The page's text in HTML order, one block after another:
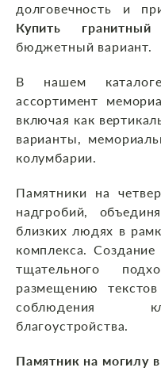
долговечность и
Купить гранитный
бюджетный вариант.
В нашем
ассортимент
включая как
варианты,
колумбарии.
Памятники на
надгробий,
близких людях в
комплекса.
тщательного
размещению
соблюдения
благоустройства.
Памятник на могилу